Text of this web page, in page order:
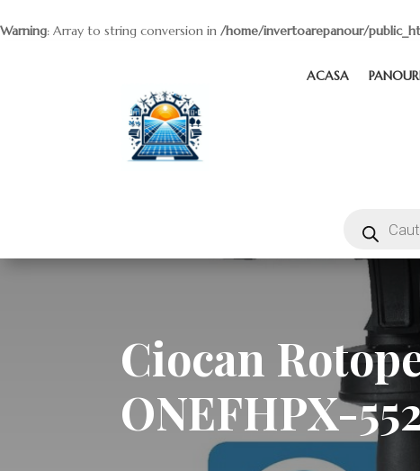
Warning: Array to string conversion in /home/invertoarepanour/
ACASA
Ciocan
ONEFHPX-